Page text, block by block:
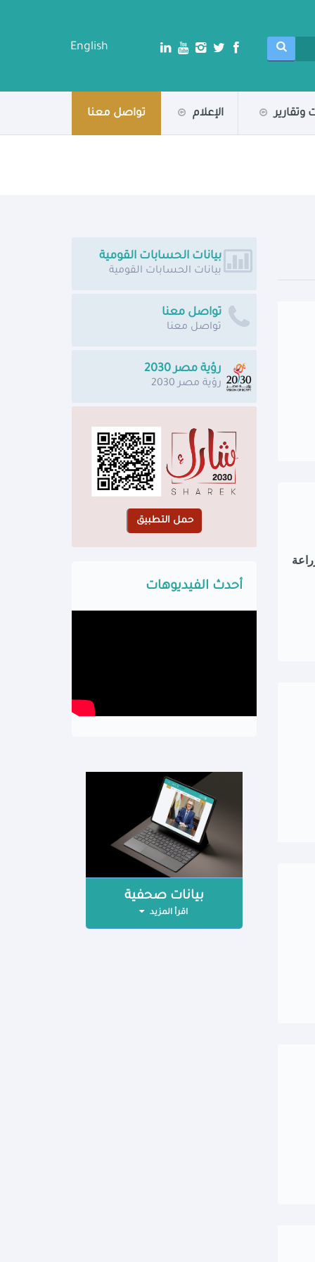
English
وتقارير الإعلام تواصل معنا
بيانات الحسابات القومية
بيانات الحسابات القومية
تواصل معنا
تواصل معنا
رؤية مصر 2030
رؤية مصر 2030
أحدث الفيديوهات
بيانات صحفية
اقرأ المزيد